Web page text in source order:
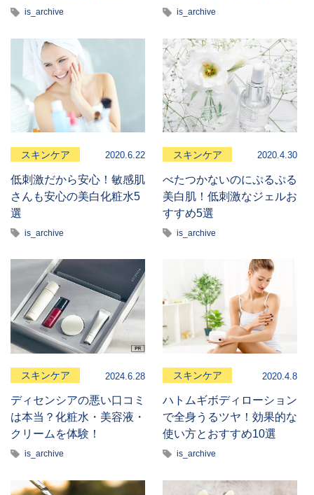
is_archive is_archive
スキンケア 2020.6.22
低刺激だから安心！敏感肌
さんも安心の美白化粧水5
選
is_archive
スキンケア 2020.4.30
べたつかないのにぷるぷる
美白肌！低刺激なジェルお
すすめ5選
is_archive
スキンケア 2024.6.28
ディセンシアの悪い口コミ
は本当？化粧水・美容液・
クリームを体験！
is_archive
スキンケア 2020.4.8
ハトムギボディローション
で全身うるツヤ！効果的な
使い方とおすすめ10選
is_archive